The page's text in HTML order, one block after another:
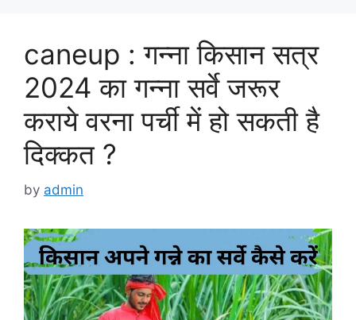
caneup : गन्ना किसान सत्र
2024 का गन्ना सर्वे जरूर
कराये वरना पर्ची में हो सकती है
दिक्कत ?
by admin